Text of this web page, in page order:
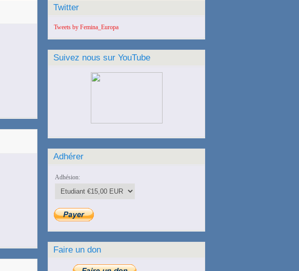
Twitter
Tweets by Femina_Europa
Suivez nous sur YouTube
Adhérer
Adhésion:
Faire un don